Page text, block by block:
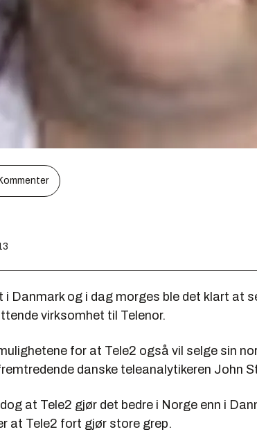
i Danmark og i dag morges ble det klart at
virksomhet til Telenor.
for at Tele2 også vil selge sin
danske teleanalytikeren John
at Tele2 gjør det bedre i Norge enn i
at Tele2 fort gjør store grep.